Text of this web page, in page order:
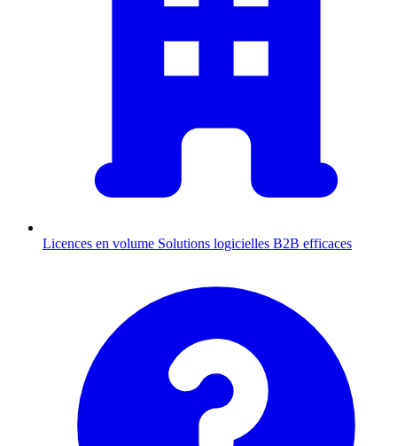
Licences en volume Solutions logicielles B2B efficaces